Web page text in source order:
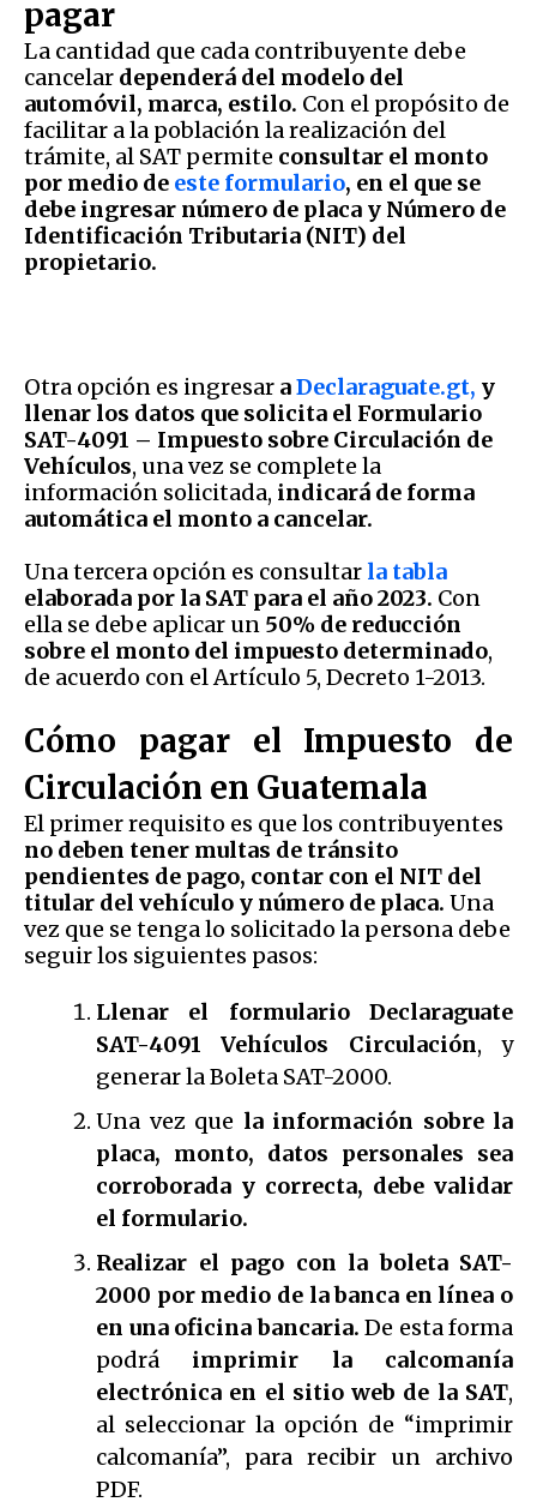
pagar
La cantidad que cada contribuyente debe
cancelar dependerá del modelo del
automóvil, marca, estilo. Con el propósito de
facilitar a la población la realización del
trámite, al SAT permite consultar el monto
por medio de este formulario, en el que se
debe ingresar número de placa y Número de
Identificación Tributaria (NIT) del
propietario.
Otra opción es ingresar aDeclaraguate.gt, y
llenar los datos que solicita el Formulario
SAT-4091 – Impuesto sobre Circulación de
Vehículos, una vez se complete la
información solicitada, indicará de forma
automática el monto a cancelar.
Una tercera opción es consultar la tabla
elaborada por la SAT para el año 2023. Con
ella se debe aplicar un 50% de reducción
sobre el monto del impuesto determinado,
de acuerdo con el Artículo 5, Decreto 1-2013.
Cómo pagar el Impuesto de
Circulación en Guatemala
El primer requisito es que los contribuyentes
no deben tener multas de tránsito
pendientes de pago, contar con el NIT del
titular del vehículo y número de placa. Una
vez que se tenga lo solicitado la persona debe
seguir los siguientes pasos:
Llenar el formulario Declaraguate
SAT-4091 Vehículos Circulación, y
generar la Boleta SAT-2000.
Una vez que la información sobre la
placa, monto, datos personales sea
corroborada y correcta, debe validar
el formulario.
Realizar el pago con la boleta SAT-
2000 por medio de la banca en línea o
en una oficina bancaria. De esta forma
podrá imprimir la calcomanía
electrónica en el sitio web de la SAT,
al seleccionar la opción de “imprimir
calcomanía”, para recibir un archivo
PDF.